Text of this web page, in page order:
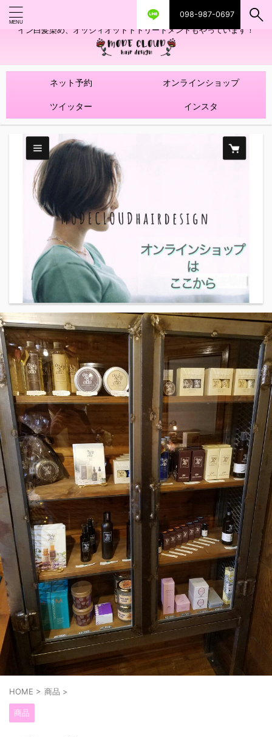
098-987-0697
艶ツヤヘアカラー！髪質改善トリートメントやハイライトを使ったデザ
イン白髪染め、オッジィオットトトリートメントもやっています！
ネット予約 オンラインショップ
ツイッター インスタ
HOME > 商品 >
商品